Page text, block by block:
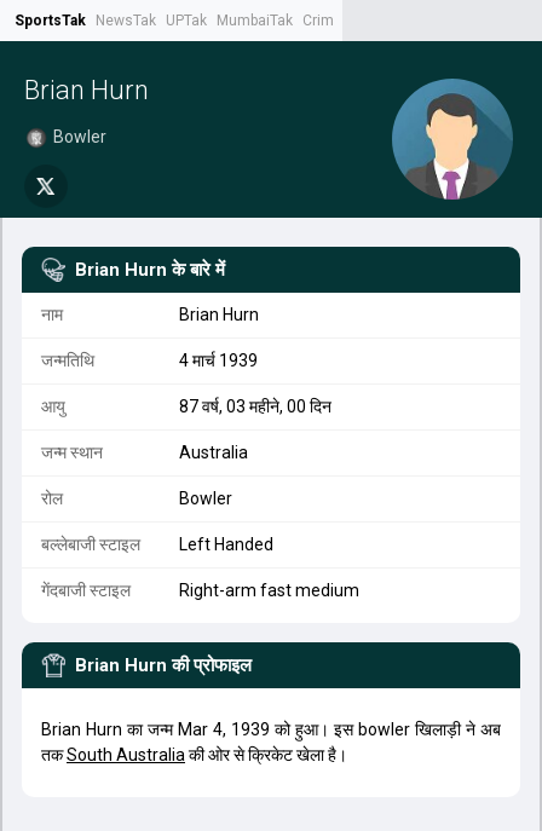
SportsTak NewsTak UPTak MumbaiTak CrimeTak
Brian Hurn
Bowler
Brian Hurn के बारे में
नाम Brian Hurn
जन्मतिथि 4 मार्च 1939
आयु 87 वर्ष, 03 महीने, 00 दिन
जन्म स्थान Australia
रोल Bowler
बल्लेबाजी स्टाइल Left Handed
गेंदबाजी स्टाइल Right-arm fast medium
Brian Hurn की प्रोफाइल
Brian Hurn का जन्म Mar 4, 1939 को हुआ। इस bowler खिलाड़ी ने अब
तकSouth Australia की ओर से क्रिकेट खेला है।